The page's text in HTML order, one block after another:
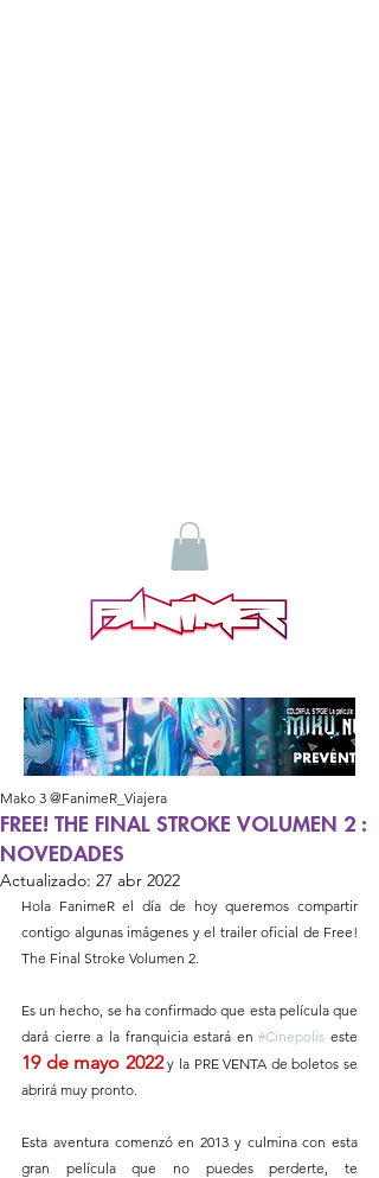
FREE! THE FINAL STROKE VOLUMEN 2 :
NOVEDADES
Mako 3 @FanimeR_Viajera
Actualizado: 27 abr 2022
Hola FanimeR el día de hoy queremos compartir
contigo algunas imágenes y el trailer oficial de Free!
The Final Stroke Volumen 2.
Es un hecho, se ha confirmado que esta película que
dará cierre a la franquicia estará en #Cinepolis
19 de mayo 2022 y la PRE VENTA de boletos se
abrirá muy pronto.
Esta aventura comenzó en 2013 y culmina con esta
gran película que no puedes perderte, te